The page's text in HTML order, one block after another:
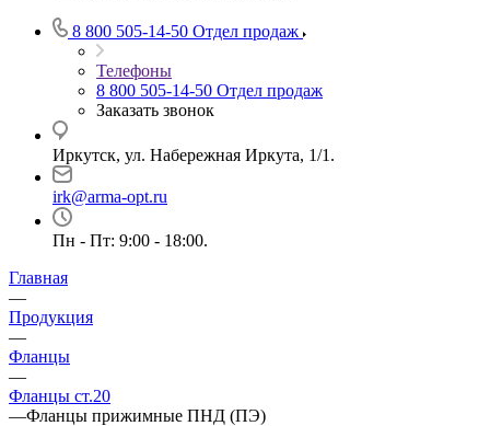
8 800 505-14-50 Отдел продаж
Телефоны
8 800 505-14-50 Отдел продаж
Заказать звонок
Иркутск, ул. Набережная Иркута, 1/1.
irk@arma-opt.ru
Пн - Пт: 9:00 - 18:00.
Главная
—
Продукция
—
Фланцы
—
Фланцы ст.20
—Фланцы прижимные ПНД (ПЭ)